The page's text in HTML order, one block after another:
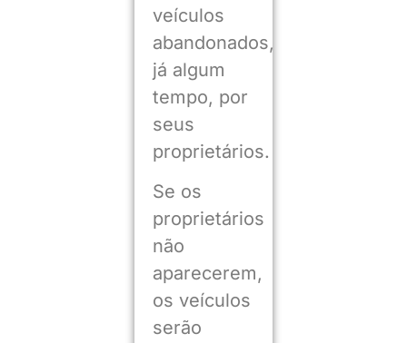
veículos
abandonados,
já algum
tempo, por
seus
proprietários.
Se os
proprietários
não
aparecerem,
os veículos
serão